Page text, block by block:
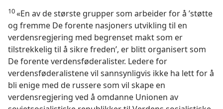
10«En av de største grupper som arbeider for å ’støtte
og fremme De forente nasjoners utvikling til en
verdensregjering med begrenset makt som er
tilstrekkelig til å sikre freden’, er blitt organisert som
De forente verdensføderalister. Ledere for
verdensføderalistene vil sannsynligvis ikke ha lett for å
bli enige med de russere som vil skape en
verdensregjering ved å omdanne Unionen av